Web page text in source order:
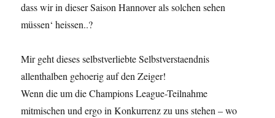
dass wir in dieser Saison Hannover als solchen sehen
müssen‘ heissen..?
Mir geht dieses selbstverliebte Selbstverstaendnis
allenthalben gehoerig auf den Zeiger!
Wenn die um die Champions League-Teilnahme
mitmischen und ergo in Konkurrenz zu uns stehen – wo